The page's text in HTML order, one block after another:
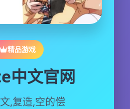
精品游戏
中文官网
,复造,空的偿